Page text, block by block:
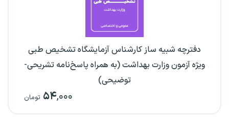
دفترچه شبیه ساز کارشناس آزمایشگاه تشخیص طبی
ویژه آزمون وزارت بهداشت (به همراه پاسخ‌نامه تشریحی-
توضیحی)
۵۴,۰۰۰ تومان